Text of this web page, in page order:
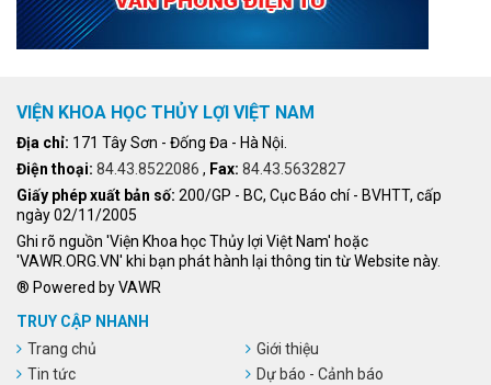
VIỆN KHOA HỌC THỦY LỢI VIỆT NAM
Địa chỉ: 171 Tây Sơn - Đống Đa - Hà Nội.
Điện thoại: 84.43.8522086 , Fax: 84.43.5632827
Giấy phép xuất bản số: 200/GP - BC, Cục Báo chí - BVHTT, cấp
ngày 02/11/2005
Ghi rõ nguồn 'Viện Khoa học Thủy lợi Việt Nam' hoặc
'VAWR.ORG.VN' khi bạn phát hành lại thông tin từ Website này.
® Powered by VAWR
TRUY CẬP NHANH
Trang chủ
Giới thiệu
Tin tức
Dự báo - Cảnh báo